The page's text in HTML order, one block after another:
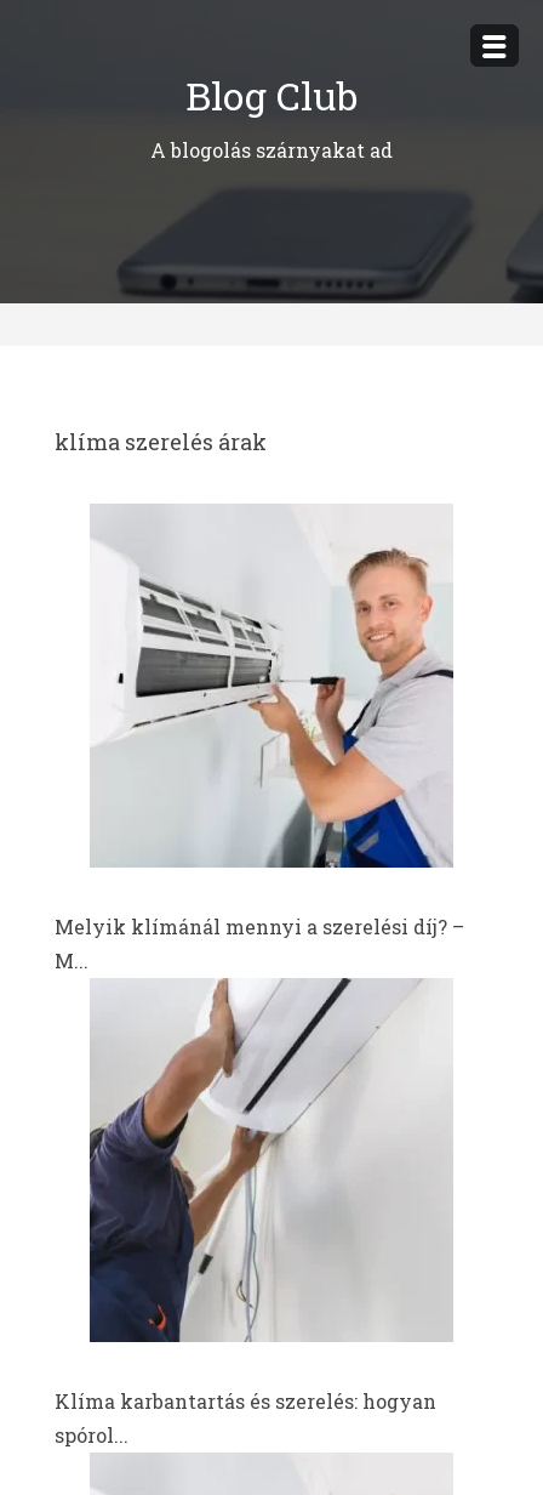
Blog Club
A blogolás szárnyakat ad
klíma szerelés árak
Melyik klímánál mennyi a szerelési díj? –
M...
Klíma karbantartás és szerelés: hogyan
spórol...